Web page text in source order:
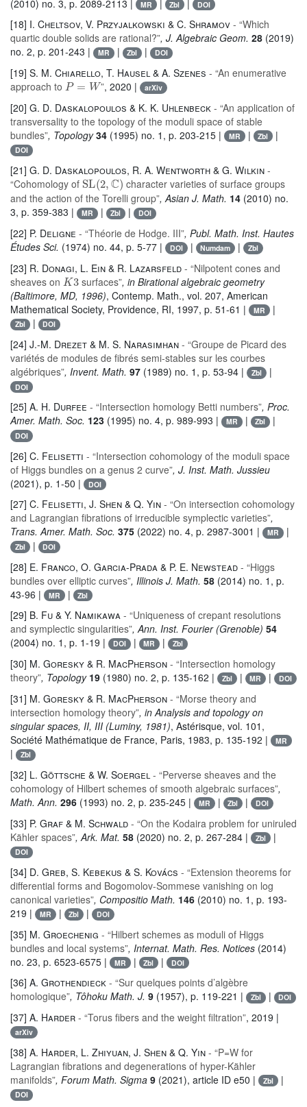
(2010) no. 3, p. 2089-2113 | MR | Zbl | DOI
[18] I. Cheltsov, V. Przyjalkowski & C. Shramov - “Which
quartic double solids are rational?”, J. Algebraic Geom. 28 (2019)
no. 2, p. 201-243 |
MR | Zbl | DOI
[19] S. M. Chiarello, T. Hausel & A. Szenes - “An enumerative
approach to P=W ”, 2020 | arXiv
[20] G. D. Daskalopoulos & K. K. Uhlenbeck - “An application of
transversality to the topology of the moduli space of stable
bundles”, Topology34 (1995) no. 1, p. 203-215 | MR | Zbl |
DOI
[21] G. D. Daskalopoulos, R. A. Wentworth & G. Wilkin -
“Cohomology of SL(2,ℂ) character varieties of surface groups
and the action of the Torelli group”, Asian J. Math. 14 (2010) no.
3, p. 359-383 |
MR | Zbl | DOI
[22] P. Deligne - “Théorie de Hodge. III”, Publ. Math. Inst. Hautes
Études Sci. (1974) no. 44, p. 5-77 | DOI | Numdam | Zbl
[23] R. Donagi, L. Ein & R. Lazarsfeld - “Nilpotent cones and
sheaves on K3 surfaces”, in Birational algebraic geometry
(Baltimore, MD, 1996), Contemp. Math., vol. 207, American
Mathematical Society, Providence, RI, 1997, p. 51-61 |
MR |
Zbl | DOI
[24] J.-M. Drezet & M. S. Narasimhan - “Groupe de Picard des
variétés de modules de fibrés semi-stables sur les courbes
algébriques”, Invent. Math. 97 (1989) no. 1, p. 53-94 | Zbl |
DOI
[25] A. H. Durfee - “Intersection homology Betti numbers”, Proc.
Amer. Math. Soc. 123 (1995) no. 4, p. 989-993 | MR | Zbl |
DOI
[26] C. Felisetti - “Intersection cohomology of the moduli space
of Higgs bundles on a genus 2 curve”, J. Inst. Math. Jussieu
(2021), p. 1-50 |
DOI
[27] C. Felisetti, J. Shen & Q. Yin - “On intersection cohomology
and Lagrangian fibrations of irreducible symplectic varieties”,
Trans. Amer. Math. Soc. 375 (2022) no. 4, p. 2987-3001 | MR |
Zbl | DOI
[28] E. Franco, O. Garcia-Prada & P. E. Newstead - “Higgs
bundles over elliptic curves”, Illinois J. Math. 58 (2014) no. 1, p.
43-96 |
MR | Zbl
[29] B. Fu & Y. Namikawa - “Uniqueness of crepant resolutions
and symplectic singularities”, Ann. Inst. Fourier (Grenoble) 54
(2004) no. 1, p. 1-19 |
DOI | MR | Zbl
[30] M. Goresky & R. MacPherson - “Intersection homology
theory”, Topology19 (1980) no. 2, p. 135-162 | Zbl | MR | DOI
[31] M. Goresky & R. MacPherson - “Morse theory and
intersection homology theory”, in Analysis and topology on
singular spaces, II, III (Luminy, 1981), Astérisque, vol. 101 ,
Société Mathématique de France, Paris, 1983, p. 135-192 |
MR
| Zbl
[32] L. Göttsche & W. Soergel - “Perverse sheaves and the
cohomology of Hilbert schemes of smooth algebraic surfaces”,
Math. Ann. 296 (1993) no. 2, p. 235-245 | MR | Zbl | DOI
[33] P. Graf & M. Schwald - “On the Kodaira problem for uniruled
Kähler spaces”, Ark. Mat. 58 (2020) no. 2, p. 267-284 | Zbl |
DOI
[34] D. Greb, S. Kebekus & S. Kovács - “Extension theorems for
differential forms and Bogomolov-Sommese vanishing on log
canonical varieties”, Compositio Math. 146 (2010) no. 1, p. 193-
219 |
MR | Zbl | DOI
[35] M. Groechenig - “Hilbert schemes as moduli of Higgs
bundles and local systems”, Internat. Math. Res. Notices (2014)
no. 23, p. 6523-6575 |
MR | Zbl | DOI
[36] A. Grothendieck - “Sur quelques points d’algèbre
homologique”, Tôhoku Math. J. 9 (1957), p. 119-221 | Zbl | DOI
[37] A. Harder - “Torus fibers and the weight filtration”, 2019 |
arXiv
[38] A. Harder, L. Zhiyuan, J. Shen & Q. Yin - “P=W for
Lagrangian fibrations and degenerations of hyper-Kähler
manifolds”, Forum Math. Sigma 9 (2021), article ID e50 | Zbl |
DOI